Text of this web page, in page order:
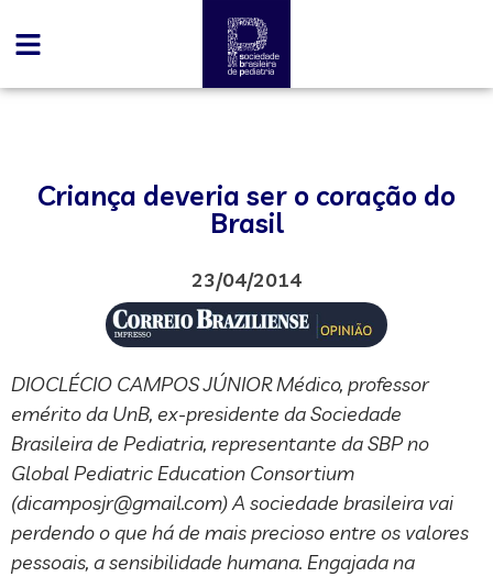
Criança deveria ser o coração do
Brasil
23/04/2014
DIOCLÉCIO CAMPOS JÚNIOR Médico, professor
emérito da UnB, ex-presidente da Sociedade
Brasileira de Pediatria, representante da SBP no
Global Pediatric Education Consortium
(dicamposjr@gmail.com) A sociedade brasileira vai
perdendo o que há de mais precioso entre os valores
pessoais, a sensibilidade humana. Engajada na